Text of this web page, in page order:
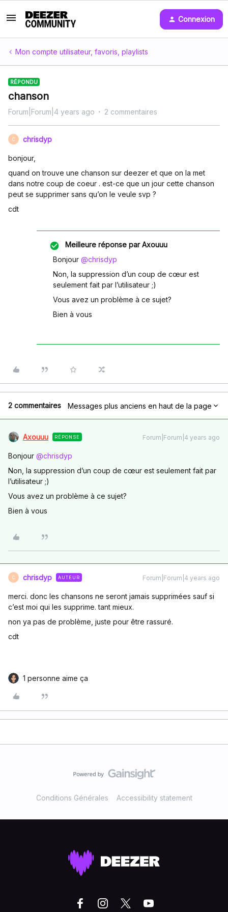
Connexion
Mon compte utilisateur, favoris, playlists
RÉPONDU
chanson
Forum|Forum|4 years ago 2 commentaires
C chrisdyp
bonjour,
quand on trouve une chanson sur deezer et que on la met
dans notre coup de coeur . est-ce que un jour cette chanson
peut se supprimer sans qu’on le veule svp ?
cdt
Meilleure réponse parAxouuu
Bonjour @chrisdyp
Non, la suppression d’un coup de cœur est
seulement fait par l’utilisateur ;)
Vous avez un problème à ce sujet?
Bien à vous
2 commentaires Messages plus anciens en haut de la page
Axouuu RÉPONSE Forum|Forum|4 years ago
Bonjour @chrisdyp
Non, la suppression d’un coup de cœur est seulement fait par
l’utilisateur ;)
Vous avez un problème à ce sujet?
Bien à vous
C chrisdyp AUTEUR Forum|Forum|4 years ago
merci. donc les chansons ne seront jamais supprimées sauf si
c’est moi qui les supprime. tant mieux.
non ya pas de problème, juste pour être rassuré.
cdt
1 personne aime ça
Conditions Générales Accessibility statement